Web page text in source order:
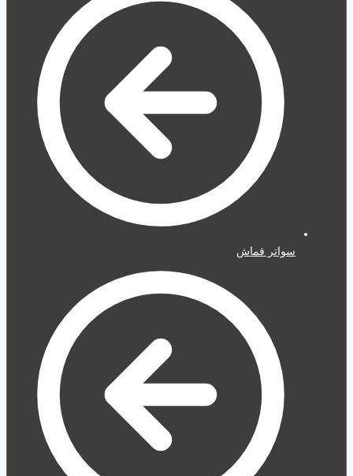
سواتر قماش